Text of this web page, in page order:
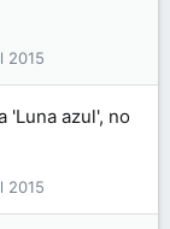
2015
'Luna azul', no
2015